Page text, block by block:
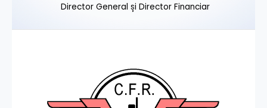
Director General și Director Financiar